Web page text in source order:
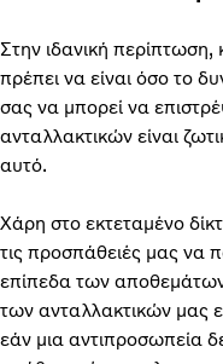
Στην ιδανική
πρέπει να είναι όσο το
σας να μπορεί να
ανταλλακτικών είναι
αυτό.
Χάρη στο εκτεταμένο
τις προσπάθειές μας να
επίπεδα των αποθεμάτων
των ανταλλακτικών μας
εάν μια αντιπροσωπεία